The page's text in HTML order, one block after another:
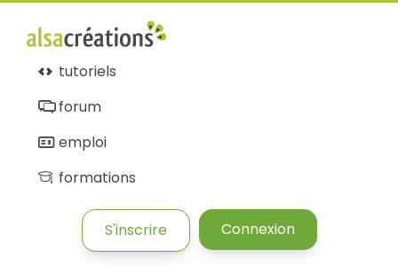
tutoriels
forum
emploi
formations
S'inscrire Connexion